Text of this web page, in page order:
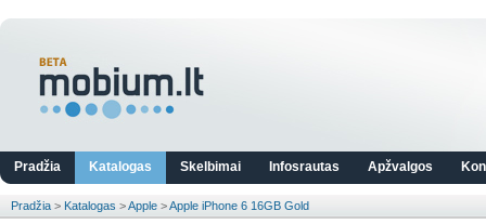
Pradžia Katalogas Skelbimai Infosrautas Apžvalgos
Pradžia > Katalogas >Apple >Apple iPhone 6 16GB Gold